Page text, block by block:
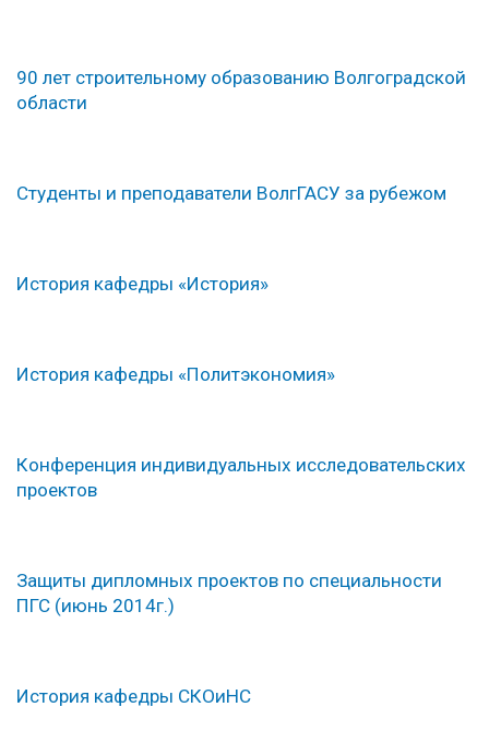
90 лет строительному образованию Волгоградской
области
Студенты и преподаватели ВолгГАСУ за рубежом
История кафедры «История»
История кафедры «Политэкономия»
Конференция индивидуальных исследовательских
проектов
Защиты дипломных проектов по специальности
ПГС (июнь 2014г.)
История кафедры СКОиНС